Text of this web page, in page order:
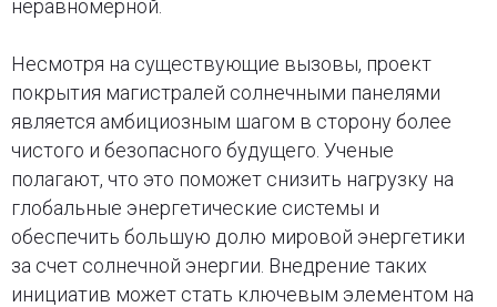
неравномерной.
Несмотря на существующие вызовы, проект
покрытия магистралей солнечными панелями
является амбициозным шагом в сторону более
чистого и безопасного будущего. Ученые
полагают, что это поможет снизить нагрузку на
глобальные энергетические системы и
обеспечить большую долю мировой энергетики
за счет солнечной энергии. Внедрение таких
инициатив может стать ключевым элементом на